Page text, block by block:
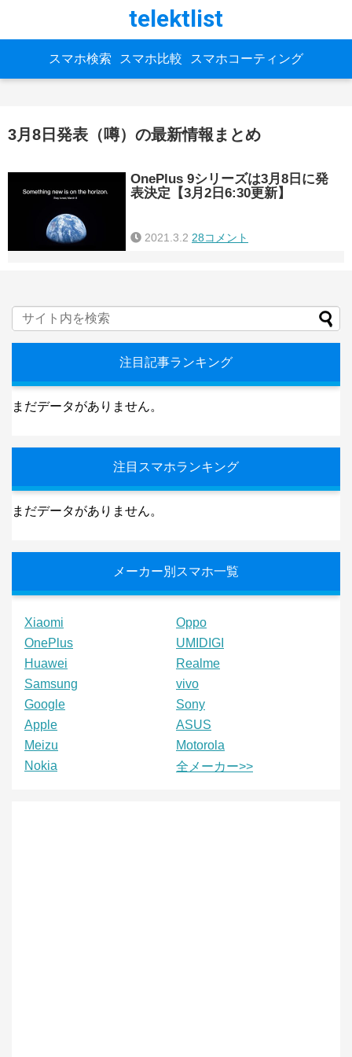
telektlist
スマホ検索 スマホ比較 スマホコーティング
3月8日発表（噂）の最新情報まとめ
OnePlus 9シリーズは3月8日に発
表決定【3月2日6:30更新】
2021.3.2 28コメント
注目記事ランキング
まだデータがありません。
注目スマホランキング
まだデータがありません。
メーカー別スマホ一覧
Xiaomi
Oppo
OnePlus
UMIDIGI
Huawei
Realme
Samsung
vivo
Google
Sony
Apple
ASUS
Meizu
Motorola
Nokia
全メーカー>>